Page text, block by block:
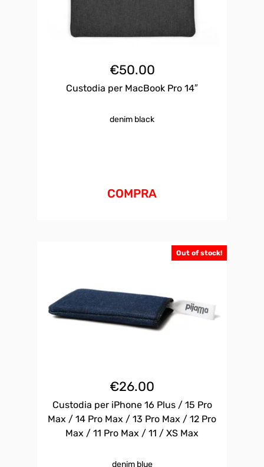
€50.00
Custodia per MacBook Pro 14″
denim black
COMPRA
Out of stock!
€26.00
Custodia per iPhone 16 Plus / 15 Pro
Max / 14 Pro Max / 13 Pro Max / 12 Pro
Max / 11 Pro Max / 11 / XS Max
denim blue